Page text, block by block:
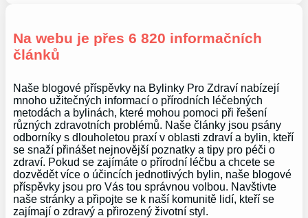
Na webu je přes 6 820 informačních
článků
Naše blogové příspěvky na Bylinky Pro Zdraví nabízejí
mnoho užitečných informací o přírodních léčebných
metodách a bylinách, které mohou pomoci při řešení
různých zdravotních problémů. Naše články jsou psány
odborníky s dlouholetou praxí v oblasti zdraví a bylin, kteří
se snaží přinášet nejnovější poznatky a tipy pro péči o
zdraví. Pokud se zajímáte o přírodní léčbu a chcete se
dozvědět více o účincích jednotlivých bylin, naše blogové
příspěvky jsou pro Vás tou správnou volbou. Navštivte
naše stránky a připojte se k naší komunitě lidí, kteří se
zajímají o zdravý a přirozený životní styl.